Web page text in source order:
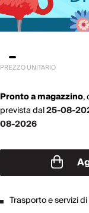
PREZZO UNITARIO
Pronto a magazzino,
prevista dal25-08-
08-2026
Trasporto e servizi